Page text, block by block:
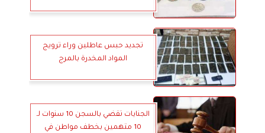
تجديد حبس عاطلين وراء ترويج
المواد المخدرة بالمرج
الجنايات تقضي بالسجن 10 سنوات لـ
10 متهمين بخطف مواطن في